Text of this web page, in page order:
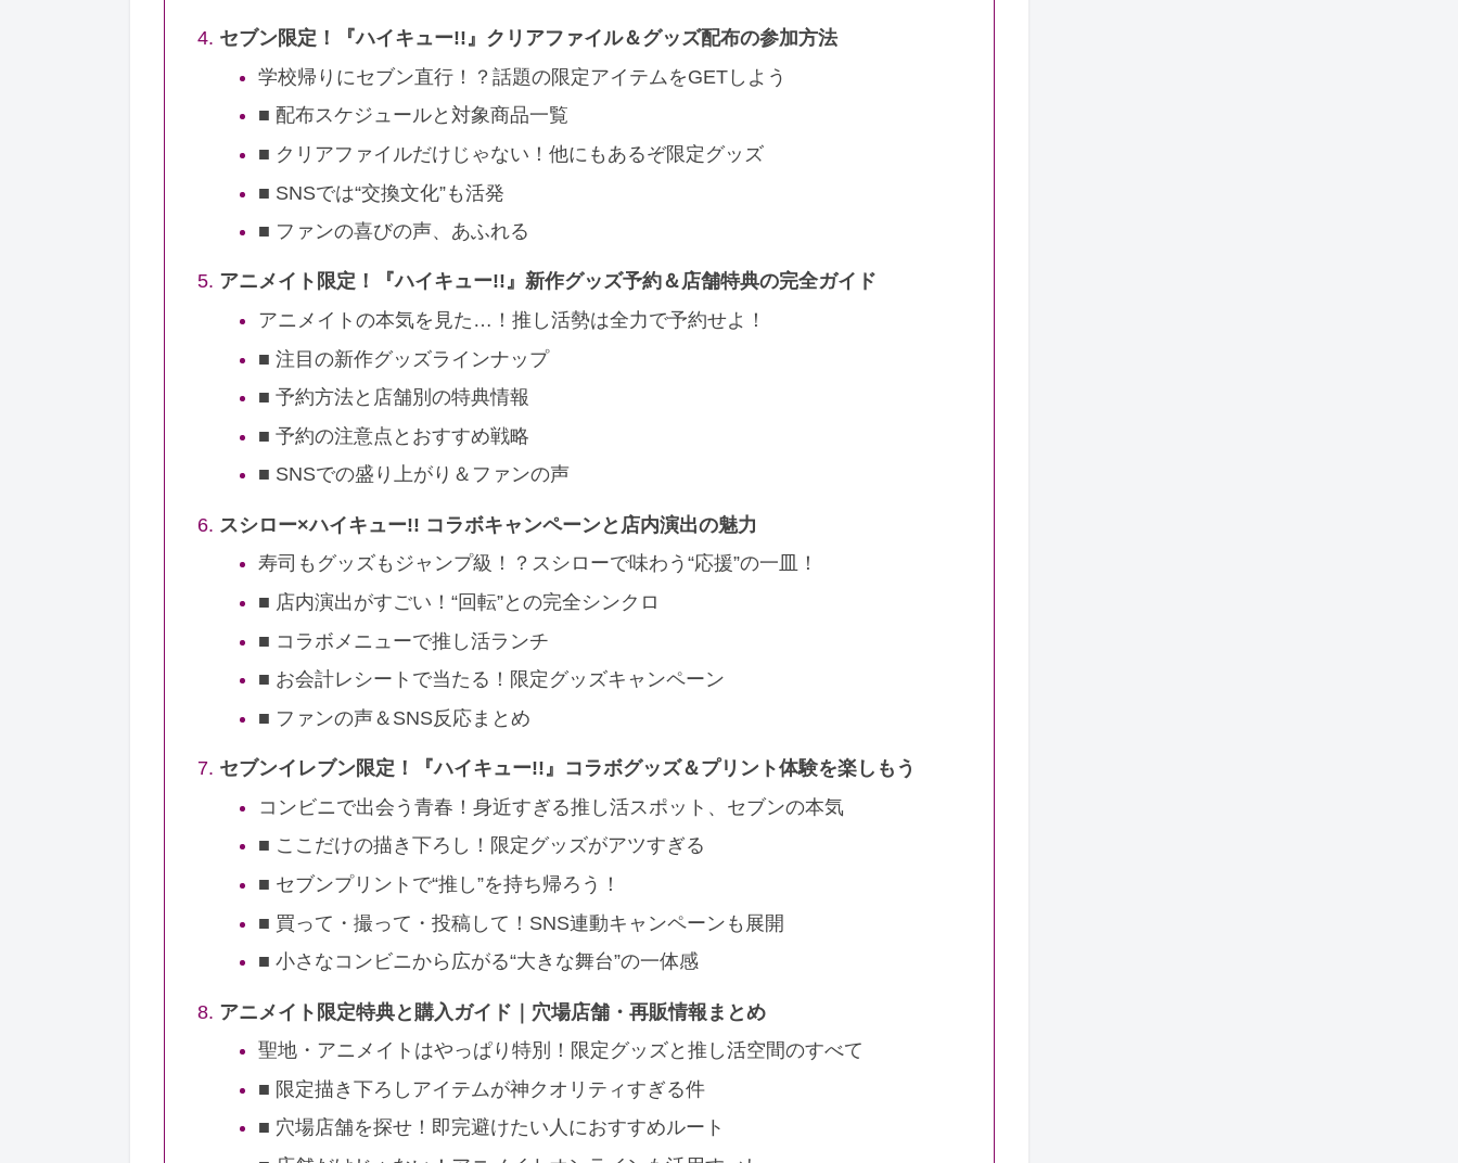
セブン限定！『ハイキュー!!』クリアファイル＆グッズ配布の参加方法
学校帰りにセブン直行！？話題の限定アイテムをGETしよう
■ 配布スケジュールと対象商品一覧
■ クリアファイルだけじゃない！他にもあるぞ限定グッズ
■ SNSでは“交換文化”も活発
■ ファンの喜びの声、あふれる
アニメイト限定！『ハイキュー!!』新作グッズ予約＆店舗特典の完全ガイド
アニメイトの本気を見た…！推し活勢は全力で予約せよ！
■ 注目の新作グッズラインナップ
■ 予約方法と店舗別の特典情報
■ 予約の注意点とおすすめ戦略
■ SNSでの盛り上がり＆ファンの声
スシロー×ハイキュー!! コラボキャンペーンと店内演出の魅力
寿司もグッズもジャンプ級！？スシローで味わう“応援”の一皿！
■ 店内演出がすごい！“回転”との完全シンクロ
■ コラボメニューで推し活ランチ
■ お会計レシートで当たる！限定グッズキャンペーン
■ ファンの声＆SNS反応まとめ
セブンイレブン限定！『ハイキュー!!』コラボグッズ＆プリント体験を楽しもう
コンビニで出会う青春！身近すぎる推し活スポット、セブンの本気
■ ここだけの描き下ろし！限定グッズがアツすぎる
■ セブンプリントで“推し”を持ち帰ろう！
■ 買って・撮って・投稿して！SNS連動キャンペーンも展開
■ 小さなコンビニから広がる“大きな舞台”の一体感
アニメイト限定特典と購入ガイド｜穴場店舗・再販情報まとめ
聖地・アニメイトはやっぱり特別！限定グッズと推し活空間のすべて
■ 限定描き下ろしアイテムが神クオリティすぎる件
■ 穴場店舗を探せ！即完避けたい人におすすめルート